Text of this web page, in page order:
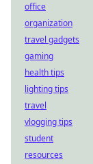
office
organization
travel gadgets
gaming
health tips
lighting tips
travel
vlogging tips
student
resources